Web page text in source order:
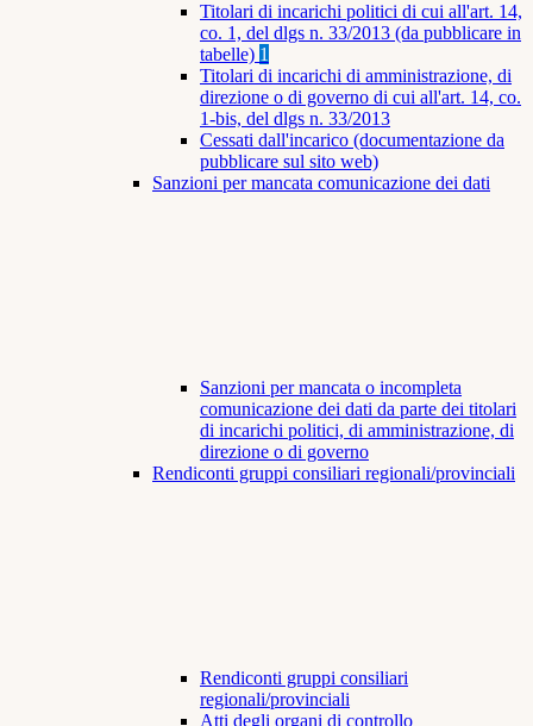
Titolari di incarichi politici di cui all'art. 14,
co. 1, del dlgs n. 33/2013 (da pubblicare in
tabelle) 1
Titolari di incarichi di amministrazione, di
direzione o di governo di cui all'art. 14, co.
1-bis, del dlgs n. 33/2013
Cessati dall'incarico (documentazione da
pubblicare sul sito web)
Sanzioni per mancata comunicazione dei dati
Sanzioni per mancata o incompleta
comunicazione dei dati da parte dei titolari
di incarichi politici, di amministrazione, di
direzione o di governo
Rendiconti gruppi consiliari regionali/provinciali
Rendiconti gruppi consiliari
regionali/provinciali
Atti degli organi di controllo